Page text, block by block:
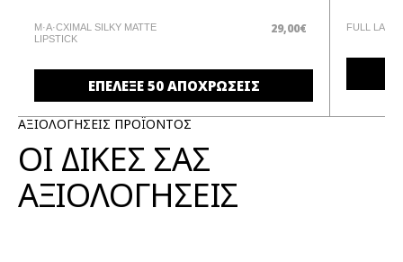
M·A·CXIMAL SILKY MATTE
LIPSTICK
29,00€
ΕΠΕΛΕΞΕ 50 ΑΠΟΧΡΩΣΕΙΣ
FULL LASH
ΑΞΙΟΛΟΓΗΣΕΙΣ ΠΡΟΪΟΝΤΟΣ
ΟΙ ΔΙΚΕΣ ΣΑΣ
ΑΞΙΟΛΟΓΗΣΕΙΣ